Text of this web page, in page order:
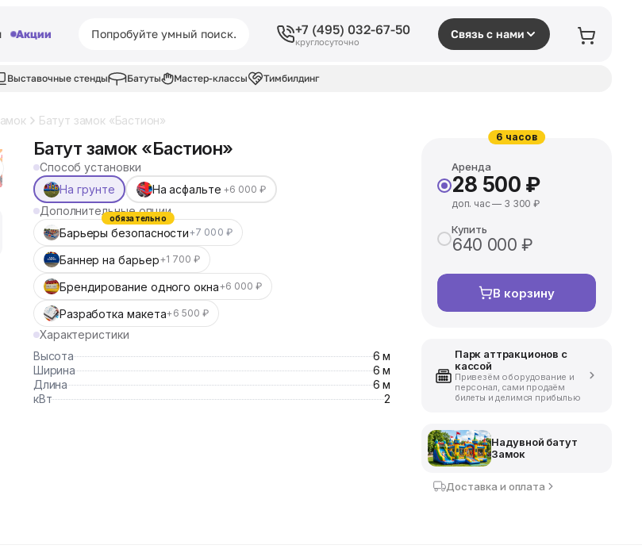
Акции +7 (495) 032-67-50
круглосуточно
Связь с нами
Выставочные стенды Батуты Мастер-классы Тимбилдинг
Батут замок «Бастион»
Батут замок «Бастион»
Способ установки
На грунте
На асфальте +6 000 ₽
Дополнительные опции
Барьеры безопасности+7 000 ₽
обязательно
Баннер на барьер+1 700 ₽
Брендирование одного окна+6 000 ₽
Разработка макета+6 500 ₽
Характеристики
Высота
6 м
Ширина
6 м
Длина
6 м
кВт
2
6 часов
Аренда
28 500 ₽
доп. час — 3 300 ₽
Купить
640 000 ₽
В корзину
Парк аттракционов с
кассой
Привезём оборудование и
персонал, сами продаём
билеты и делимся прибылью
Надувной батут
Замок
Доставка и оплата